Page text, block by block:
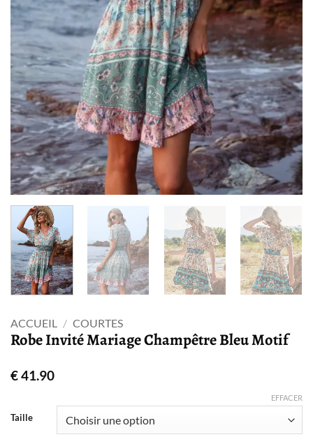
ACCUEIL / COURTES
Robe Invité Mariage Champêtre Bleu Motif
€41.90
Taille
EFFACER